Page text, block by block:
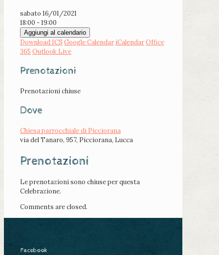
sabato 16/01/2021
18:00 - 19:00
Aggiungi al calendario
Download ICS Google Calendar iCalendarOffice
365 Outlook Live
Prenotazioni
Prenotazioni chiuse
Dove
Chiesa parrocchiale di Picciorana
via del Tanaro, 957, Picciorana, Lucca
Prenotazioni
Le prenotazioni sono chiuse per questa
Celebrazione.
Comments are closed.
Facebook